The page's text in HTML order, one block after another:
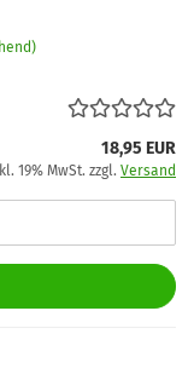
18,95 EUR
19% MwSt. zzgl. Versand